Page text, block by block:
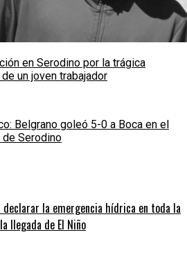
en Serodino por la trágica
un joven trabajador
Belgrano goleó 5-0 a Boca en el
Serodino
declarar la emergencia hídrica en toda la
llegada de El Niño